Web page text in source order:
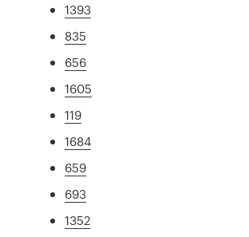
1393
835
656
1605
119
1684
659
693
1352